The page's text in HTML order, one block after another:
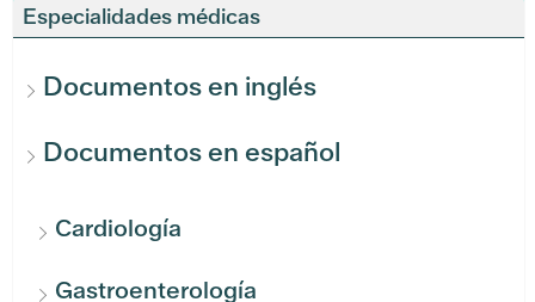
Especialidades médicas
Documentos en inglés
Documentos en español
Cardiología
Gastroenterología